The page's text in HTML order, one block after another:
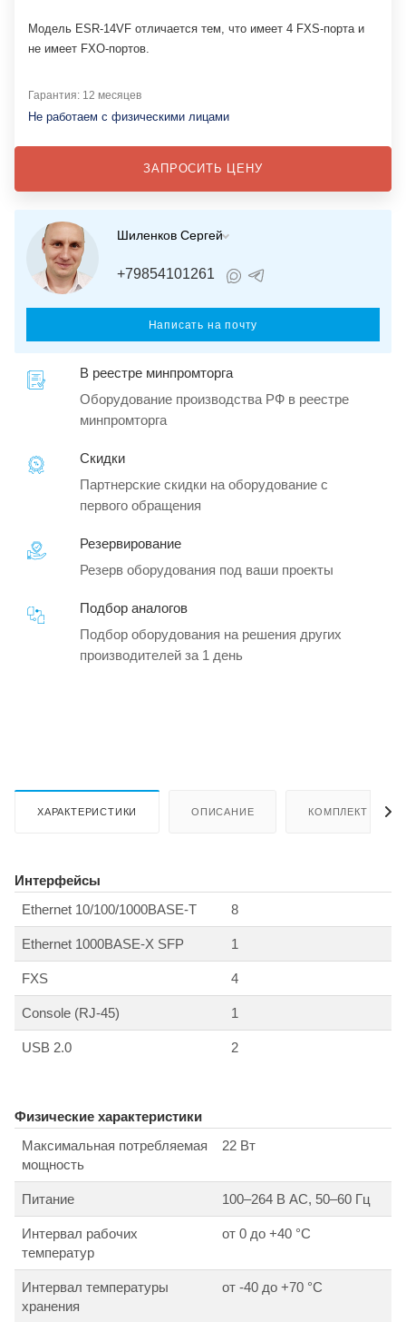
Модель ESR-14VF отличается тем, что имеет 4 FXS-порта и
не имеет FXO-портов.
Гарантия: 12 месяцев
Не работаем с физическими лицами
ЗАПРОСИТЬ ЦЕНУ
Шиленков Сергей
+79854101261
Написать на почту
В реестре минпромторга
Оборудование производства РФ в реестре
минпромторга
Скидки
Партнерские скидки на оборудование с
первого обращения
Резервирование
Резерв оборудования под ваши проекты
Подбор аналогов
Подбор оборудования на решения других
производителей за 1 день
ХАРАКТЕРИСТИКИ ОПИСАНИЕ КОМПЛЕКТ
Интерфейсы
Ethernet 10/100/1000BASE-T
8
Ethernet 1000BASE-X SFP 1
FXS 4
Console (RJ-45) 1
USB 2.0 2
Физические характеристики
Максимальная потребляемая
мощность
22 Вт
Питание 100–264 В AC, 50–60 Гц
Интервал рабочих
температур
от 0 до +40 °С
Интервал температуры
хранения
от -40 до +70 °С